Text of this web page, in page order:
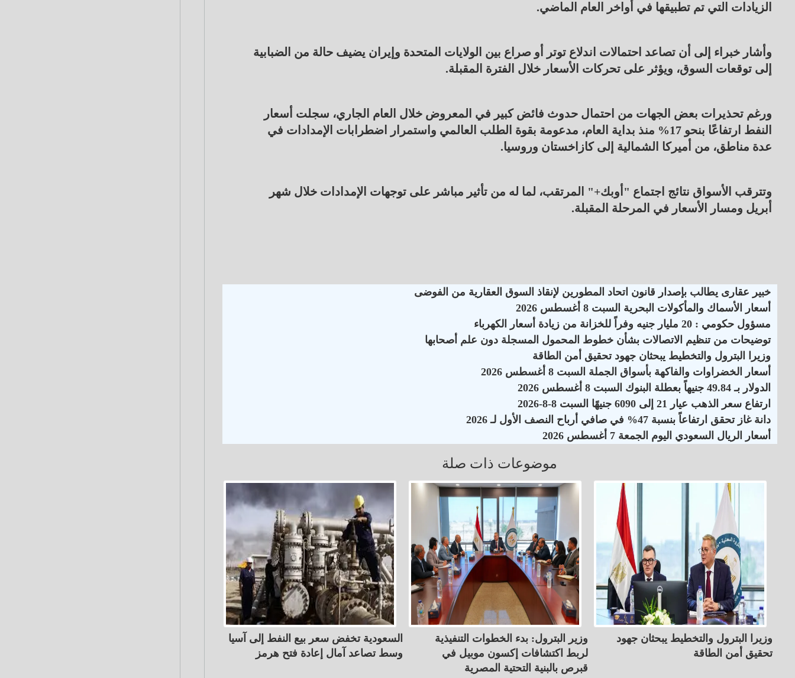
الزيادات التي تم تطبيقها في أواخر العام الماضي.
وأشار خبراء إلى أن تصاعد احتمالات اندلاع توتر أو صراع بين الولايات المتحدة وإيران يضيف حالة من الضبابية
إلى توقعات السوق، ويؤثر على تحركات الأسعار خلال الفترة المقبلة.
ورغم تحذيرات بعض الجهات من احتمال حدوث فائض كبير في المعروض خلال العام الجاري، سجلت أسعار
النفط ارتفاعًا بنحو 17% منذ بداية العام، مدعومة بقوة الطلب العالمي واستمرار اضطرابات الإمدادات في
عدة مناطق، من أميركا الشمالية إلى كازاخستان وروسيا.
وتترقب الأسواق نتائج اجتماع "أوبك+" المرتقب، لما له من تأثير مباشر على توجهات الإمدادات خلال شهر
أبريل ومسار الأسعار في المرحلة المقبلة.
خبير عقارى يطالب بإصدار قانون اتحاد المطورين لإنقاذ السوق العقارية من الفوضى
أسعار الأسماك والمأكولات البحرية السبت 8 أغسطس 2026
مسؤول حكومي : 20 مليار جنيه وفراً للخزانة من زيادة أسعار الكهرباء
توضيحات من تنظيم الاتصالات بشأن خطوط المحمول المسجلة دون علم أصحابها
وزيرا البترول والتخطيط يبحثان جهود تحقيق أمن الطاقة
أسعار الخضراوات والفاكهة بأسواق الجملة السبت 8 أغسطس 2026
الدولار بـ 49.84 جنيهاً بعطلة البنوك السبت 8 أغسطس 2026
ارتفاع سعر الذهب عيار 21 إلى 6090 جنيهًا السبت 8-8-2026
دانة غاز تحقق ارتفاعاً بنسبة 47% في صافي أرباح النصف الأول لـ 2026
أسعار الريال السعودي اليوم الجمعة 7 أغسطس 2026
موضوعات ذات صلة
وزيرا البترول والتخطيط يبحثان جهود
تحقيق أمن الطاقة
وزير البترول: بدء الخطوات التنفيذية
لربط اكتشافات إكسون موبيل في
قبرص بالبنية التحتية المصرية
السعودية تخفض سعر بيع النفط إلى آسيا
وسط تصاعد آمال إعادة فتح هرمز